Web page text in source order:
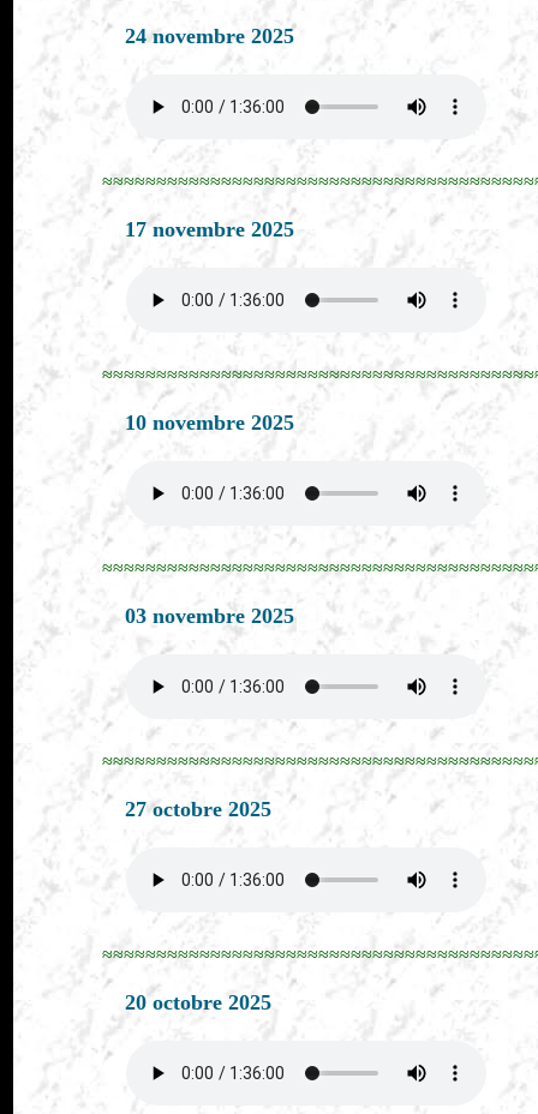
24 novembre 2025
17 novembre 2025
10 novembre 2025
03 novembre 2025
27 octobre 2025
20 octobre 2025